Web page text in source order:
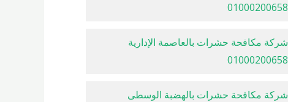
01000200658
شركة مكافحة حشرات بالعاصمة الإدارية
01000200658
شركة مكافحة حشرات بالهضبة الوسطى